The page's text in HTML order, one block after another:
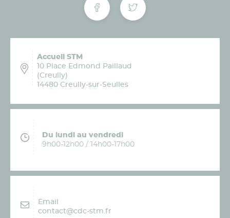
Accueil STM
10 Place Edmond Paillaud
(Creully)
14480 Creully-sur-Seulles
Du lundi au vendredi
9h00-12h00 / 14h00-17h00
Email
contact@cdc-stm.fr